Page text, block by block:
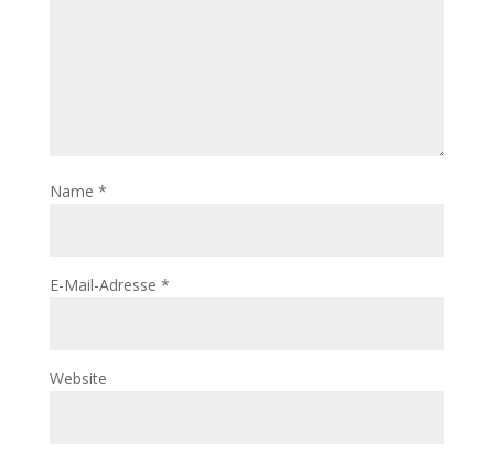
Name *
E-Mail-Adresse *
Website